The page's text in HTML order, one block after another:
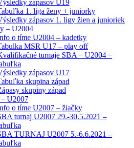
zápasov U19
1. liga ženy + juniorky
zápasov 1. ligy žien a junioriek
– U2004
o tíme U2004 – kadetky
MSR U17 – play off
turnaje SBA – U2004 –
zápasov U17
skupina západ
skupiny západ
U2007
o tíme U2007 – žiačky
turnaj U2007 29.-30.5.2021 –
TURNAJ U2007 5.-6.6.2021 –